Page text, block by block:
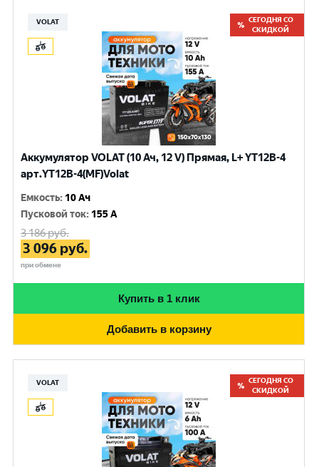
VOLAT
СЕГОДНЯ СО
СКИДКОЙ
Аккумулятор VOLAT (10 Ач, 12 V) Прямая, L+ YT12B-4
арт.YT12B-4(MF)Volat
Емкость: 10 Ач
Пусковой ток: 155 A
3 186руб.
3 096 руб.
при обмене
Купить в 1 клик
Добавить в корзину
VOLAT
СЕГОДНЯ СО
СКИДКОЙ